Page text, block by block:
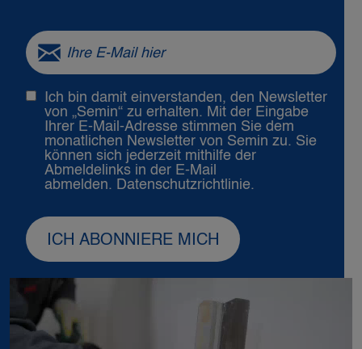
Ich bin damit einverstanden, den Newsletter
von „Semin“ zu erhalten. Mit der Eingabe
Ihrer E-Mail-Adresse stimmen Sie dem
monatlichen Newsletter von Semin zu. Sie
können sich jederzeit mithilfe der
Abmeldelinks in der E-Mail
abmelden. Datenschutzrichtlinie.